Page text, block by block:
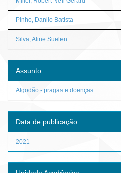
Pinho, Danilo Batista
Silva, Aline Suelen
Assunto
Algodão - pragas e doenças
Data de publicação
2021